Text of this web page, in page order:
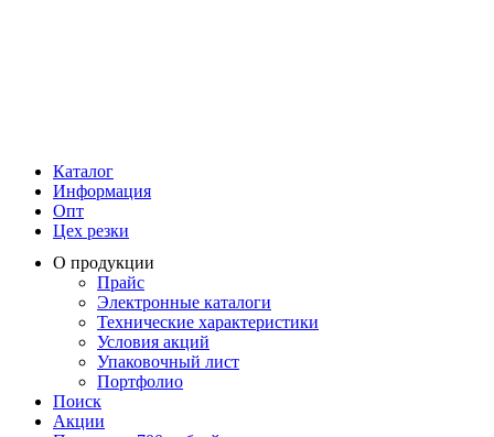
Каталог
Информация
Опт
Цех резки
О продукции
Прайс
Электронные каталоги
Технические характеристики
Условия акций
Упаковочный лист
Портфолио
Поиск
Акции